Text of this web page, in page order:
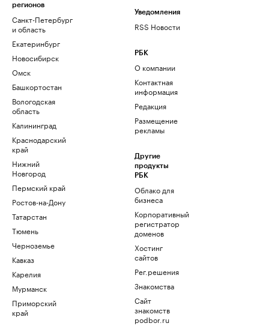
регионов
Санкт-Петербург
и область
Екатеринбург
Новосибирск
Омск
Башкортостан
Вологодская
область
Калининград
Краснодарский
край
Нижний
Новгород
Пермский край
Ростов-на-Дону
Татарстан
Тюмень
Черноземье
Кавказ
Карелия
Мурманск
Приморский
край
Уведомления
RSS Новости
РБК
О компании
Контактная
информация
Редакция
Размещение
рекламы
Другие
продукты
РБК
Облако для
бизнеса
Корпоративный
регистратор
доменов
Хостинг
сайтов
Рег.решения
Знакомства
Сайт
знакомств
podbor.ru